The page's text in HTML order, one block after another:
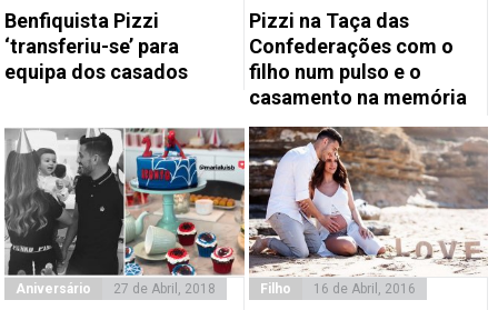
Benfiquista Pizzi
‘transferiu-se’ para
equipa dos casados
Pizzi na Taça das
Confederações com o
filho num pulso e o
casamento na memória
Aniversário 27 de Abril, 2018 Filho 16 de Abril, 2016